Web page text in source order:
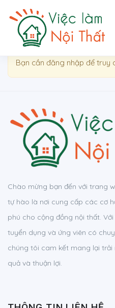
Show Sidebar
Bạn cần đăng nhập để truy
Chào mừng bạn đến với trang
tự hào là nơi cung cấp các cơ
phú cho cộng đồng nội thất.
tuyển dụng và ứng viên có
chúng tôi cam kết mang lại
quả và thuận lợi.